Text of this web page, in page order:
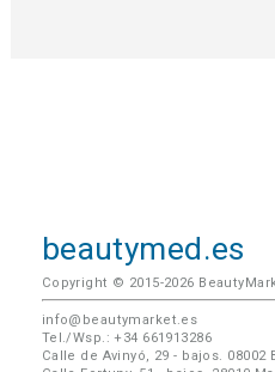
beautymed.es
Copyright © 2015-2026
info@beautymarket.es
Tel./Wsp.: +34 661913286
Calle de Avinyó, 29 - bajos. 08002